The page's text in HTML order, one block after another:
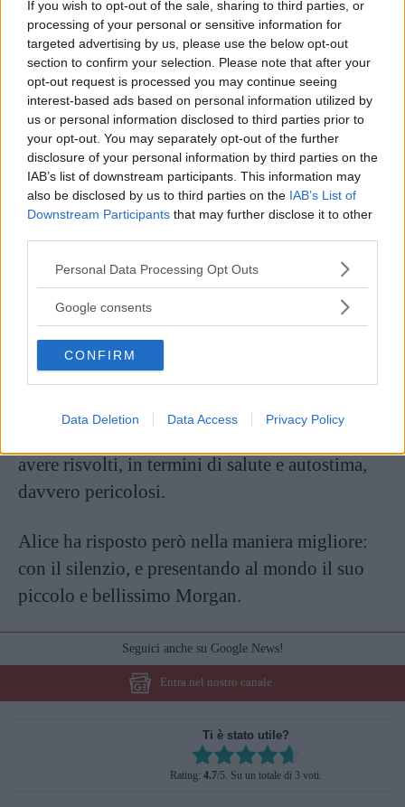
If you wish to opt-out of the sale, sharing to third parties, or
processing of your personal or sensitive information for
targeted advertising by us, please use the below opt-out
section to confirm your selection. Please note that after your
opt-out request is processed you may continue seeing
interest-based ads based on personal information utilized by
us or personal information disclosed to third parties prior to
your opt-out. You may separately opt-out of the further
disclosure of your personal information by third parties on the
IAB’s list of downstream participants. This information may
also be disclosed by us to third parties on the IAB’s List of
Downstream Participants that may further disclose it to other
Please note that this website/app uses one or more Google
not limited to your visit or usage behaviour. You may click to
use your data for below specified purposes in below Google
consent section.
Personal Data Processing Opt Outs
Google consents
CONFIRM
Data Deletion Data Access Privacy Policy
impossibile tacerli.
Questo contenuto fa parte della
rubrica “Le interviste di RDD”
LEGGI TUTTO
Dal tattoo al "selfie con la
cellulite": 3 cose vere di
Alice Basso
Continua a leggere dopo la pubblicità
In realtà, l’unico motivo per cui è giusto non
tacere su questi insulti è perché, per alcune
persone e, soprattutto, per le ragazze più
avere risvolti, in termini di salute e autostima,
davvero pericolosi.
Alice ha risposto però nella maniera migliore:
con il silenzio, e presentando al mondo il suo
piccolo e bellissimo Morgan.
Seguici anche su Google News!
Entra nel nostro canale
Ti è stato utile?
Rate this item:
Rating: 4.7/5. Su un totale di 3 voti.